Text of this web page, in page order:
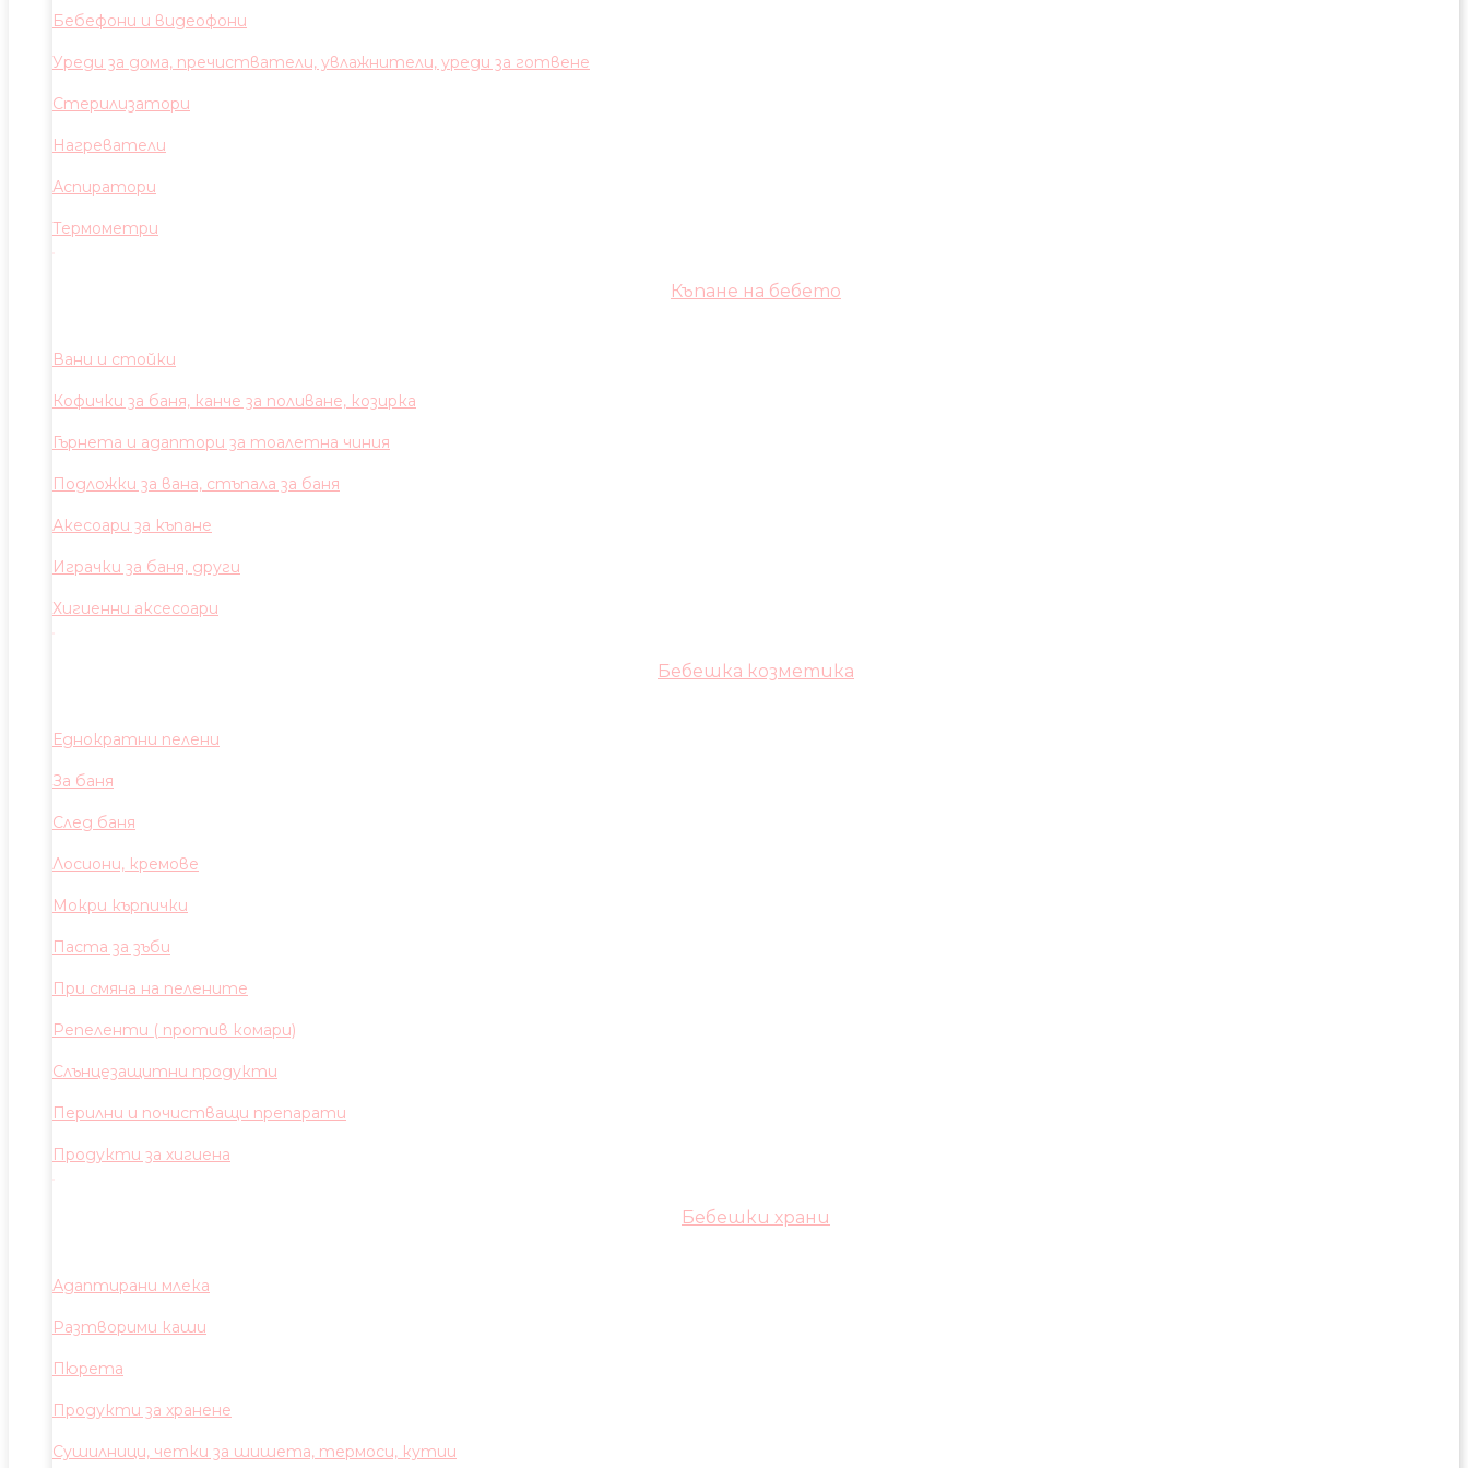
Бебефони и видеофони
Уреди за дома, пречистватели, увлажнители, уреди за готвене
Стерилизатори
Нагреватели
Аспиратори
Термометри
Къпане на бебето
Вани и стойки
Кофички за баня, канче за поливане, козирка
Гърнета и адаптори за тоалетна чиния
Подложки за вана, стъпала за баня
Акесоари за къпане
Играчки за баня, други
Хигиенни аксесоари
Бебешка козметика
Еднократни пелени
За баня
След баня
Лосиони, кремове
Мокри кърпички
Паста за зъби
При смяна на пелените
Репеленти ( против комари)
Слънцезащитни продукти
Перилни и почистващи препарати
Продукти за хигиена
Бебешки храни
Адаптирани млека
Разтворими каши
Пюрета
Продукти за хранене
Сушилници, четки за шишета, термоси, кутии